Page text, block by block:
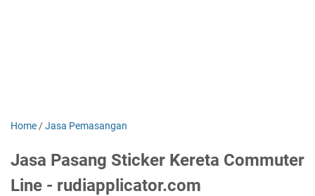
Home /Jasa Pemasangan
Jasa Pasang Sticker Kereta Commuter
Line - rudiapplicator.com